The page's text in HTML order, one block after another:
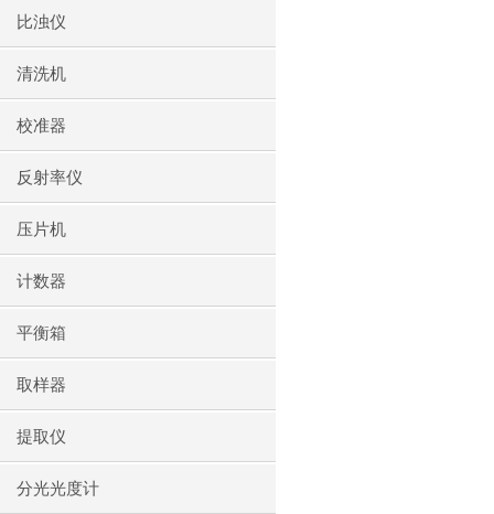
比浊仪
清洗机
校准器
反射率仪
压片机
计数器
平衡箱
取样器
提取仪
分光光度计